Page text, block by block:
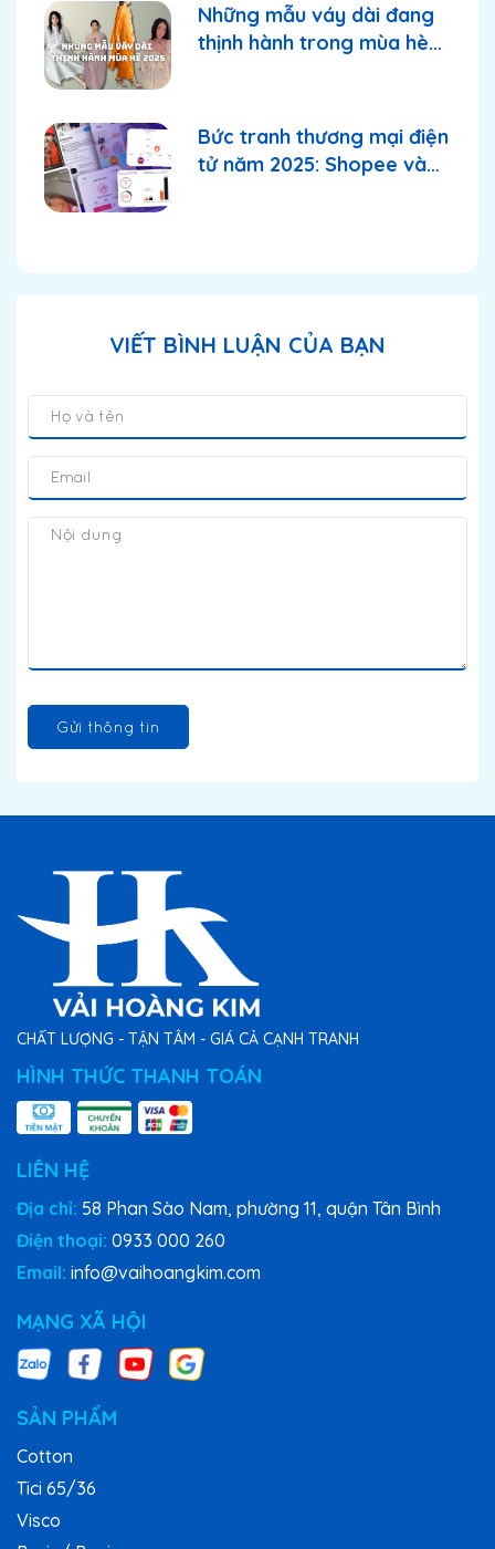
Những mẫu váy dài đang
thịnh hành trong mùa hè
Bức tranh thương mại điện
tử năm 2025: Shopee và
VIẾT BÌNH LUẬN CỦA BẠN
Gửi thông tin
CHẤT LƯỢNG - TẬN TÂM - GIÁ CẢ CẠNH TRANH
HÌNH THỨC THANH TOÁN
LIÊN HỆ
Địa chỉ: 58 Phan Sào Nam, phường 11, quận Tân Bình
Điện thoại: 0933 000 260
Email: info@vaihoangkim.com
MẠNG XÃ HỘI
SẢN PHẨM
Cotton
Tici 65/36
Visco